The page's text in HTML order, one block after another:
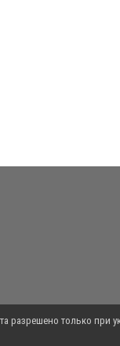
разрешено только при